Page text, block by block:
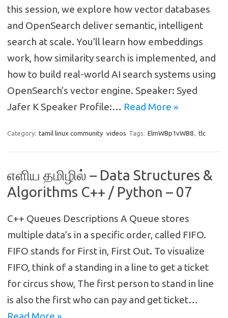
this session, we explore how vector databases
and OpenSearch deliver semantic, intelligent
search at scale. You’ll learn how embeddings
work, how similarity search is implemented, and
how to build real-world AI search systems using
OpenSearch’s vector engine. Speaker: Syed
Jafer K Speaker Profile:… Read More »
Category: tamil linux community videos Tags: ElmWBp1vWB8, tlc
எளிய தமிழில் – Data Structures &
Algorithms C++ / Python – 07
C++ Queues Descriptions A Queue stores
multiple data’s in a specific order, called FIFO.
FIFO stands for First in, First Out. To visualize
FIFO, think of a standing in a line to get a ticket
for circus show, The first person to stand in line
is also the first who can pay and get ticket…